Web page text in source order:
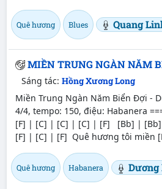
Quê hương Blues Quang
MIỀN TRUNG NGÀN NĂM
Sáng tác: Hồng Xương Long
Miền Trung Ngàn Năm Biển Đợi -
4/4, tempo: 150, điệu: Habanera
[F] | [C] | [C] | [C] | [F] [Bb] |
[F] | [C] | [F] Quê hương tôi miền
Quê hương Habanera Dương